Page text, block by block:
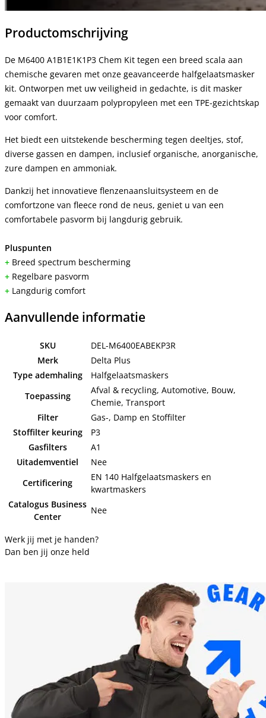
Productomschrijving
De M6400 A1B1E1K1P3 Chem Kit tegen een breed scala aan
chemische gevaren met onze geavanceerde halfgelaatsmasker
kit. Ontworpen met uw veiligheid in gedachte, is dit masker
gemaakt van duurzaam polypropyleen met een TPE-gezichtskap
voor comfort.
Het biedt een uitstekende bescherming tegen deeltjes, stof,
diverse gassen en dampen, inclusief organische, anorganische,
zure dampen en ammoniak.
Dankzij het innovatieve flenzenaansluitsysteem en de
comfortzone van fleece rond de neus, geniet u van een
comfortabele pasvorm bij langdurig gebruik.
Pluspunten
+ Breed spectrum bescherming
+ Regelbare pasvorm
+ Langdurig comfort
Aanvullende informatie
SKU
DEL-M6400EABEKP3R
Merk
Delta Plus
Type ademhaling
Halfgelaatsmaskers
Toepassing
Afval & recycling, Automotive, Bouw,
Chemie, Transport
Filter
Gas-, Damp en Stoffilter
Stoffilter keuring
P3
Gasfilters
A1
Uitademventiel
Nee
Certificering
EN 140 Halfgelaatsmaskers en
kwartmaskers
Catalogus Business
Center
Nee
Werk jij met je handen?
Dan ben jij onze held